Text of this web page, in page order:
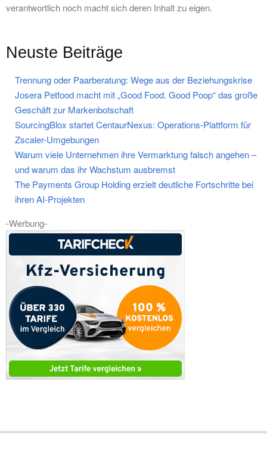
verantwortlich noch macht sich deren Inhalt zu eigen.
Neuste Beiträge
Trennung oder Paarberatung: Wege aus der Beziehungskrise
Josera Petfood macht mit „Good Food. Good Poop“ das große
Geschäft zur Markenbotschaft
SourcingBlox startet CentaurNexus: Operations-Plattform für
Zscaler-Umgebungen
Warum viele Unternehmen ihre Vermarktung falsch angehen –
und warum das ihr Wachstum ausbremst
The Payments Group Holding erzielt deutliche Fortschritte bei
ihren AI-Projekten
-Werbung-